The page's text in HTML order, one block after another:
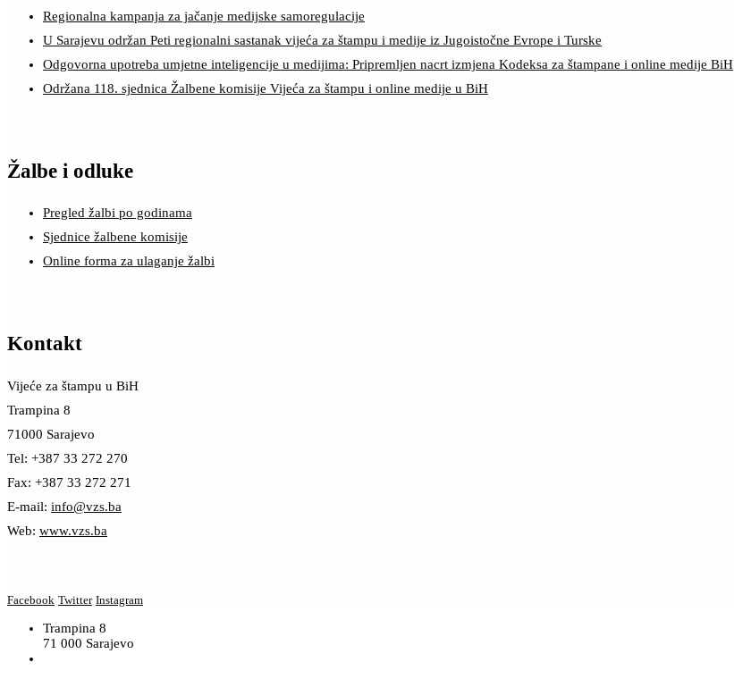
Regionalna kampanja za jačanje medijske samoregulacije
U Sarajevu održan Peti regionalni sastanak vijeća za štampu i medije iz Jugoistočne Evrope i Turske
Odgovorna upotreba umjetne inteligencije u medijima: Pripremljen nacrt izmjena Kodeksa za štampane i online medije BiH
Održana 118. sjednica Žalbene komisije Vijeća za štampu i online medije u BiH
Žalbe i odluke
Pregled žalbi po godinama
Sjednice žalbene komisije
Online forma za ulaganje žalbi
Kontakt
Vijeće za štampu u BiH
Trampina 8
71000 Sarajevo
Tel: +387 33 272 270
Fax: +387 33 272 271
E-mail: info@vzs.ba
Web: www.vzs.ba
Facebook Twitter Instagram
Trampina 8
71 000 Sarajevo